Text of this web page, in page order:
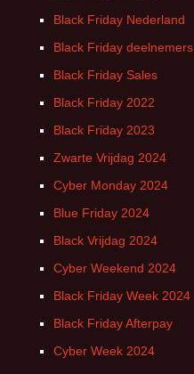
Black Friday Nederland
Black Friday deelnemers
Black Friday Sales
Black Friday 2022
Black Friday 2023
Zwarte Vrijdag 2024
Cyber Monday 2024
Blue Friday 2024
Black Vrijdag 2024
Cyber Weekend 2024
Black Friday Week 2024
Black Friday Afterpay
Cyber Week 2024